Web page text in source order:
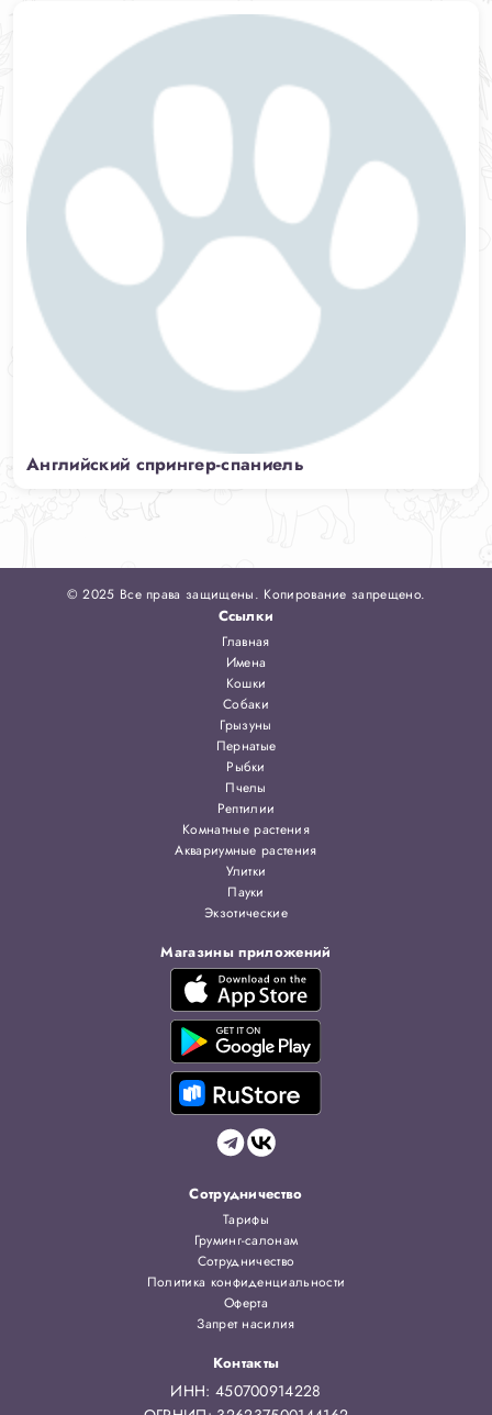
Английский спрингер-спаниель
© 2025 Все права защищены. Копирование запрещено.
Ссылки
Главная
Имена
Кошки
Собаки
Грызуны
Пернатые
Рыбки
Пчелы
Рептилии
Комнатные растения
Аквариумные растения
Улитки
Пауки
Экзотические
Магазины приложений
Сотрудничество
Тарифы
Груминг-салонам
Сотрудничество
Политика конфиденциальности
Оферта
Запрет насилия
Контакты
ИНН: 450700914228